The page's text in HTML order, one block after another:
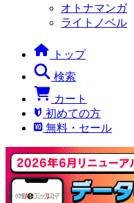
オトナマンガ
ライトノベル
トップ
検索
カート
初めての方
無料・セール